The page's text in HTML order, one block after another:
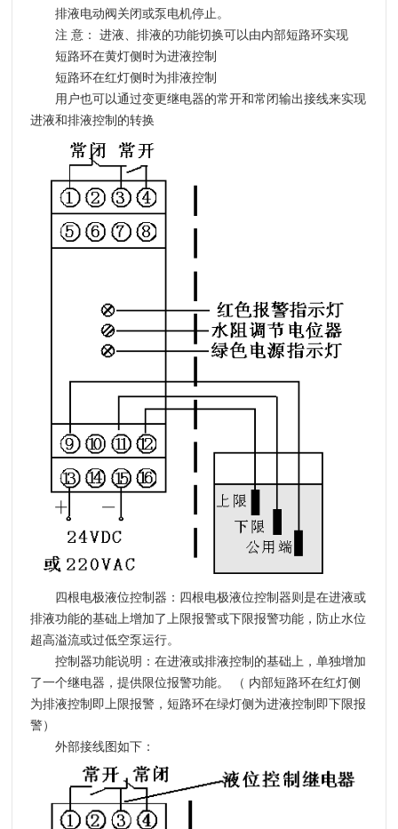
排液电动阀关闭或泵电机停止。
注 意：
进液、排液的功能切换可以由内部短路环实现
短路环在黄灯侧时为进液控制
短路环在红灯侧时为排液控制
用户也可以通过变更继电器的常开和常闭输出接线来实现
进液和排液控制的转换
四根电极液位控制器： 四根电极液位控制器则是在进液或
排液功能的基础上增加了上限报警或下限报警功能，防止水位
超高溢流或过低空泵运行。
控制器功能说明：在进液或排液控制的基础上，单独增加
了一个继电器，提供限位报警功能。 （ 内部短路环在红灯侧
为排液控制即上限报警，短路环在绿灯侧为进液控制即下限报
警）
外部接线图如下：